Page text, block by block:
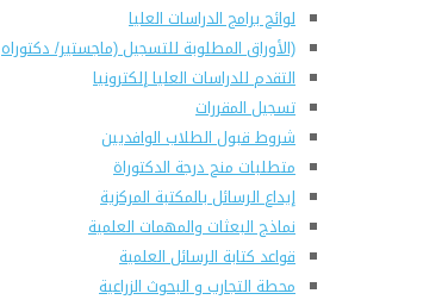
لوائح برامج الدراسات العليا
(الأوراق المطلوبة للتسجيل (ماجستير/ دكتوراه
التقدم للدراسات العليا إلكترونيا
تسجيل المقررات
شروط قبول الطلاب الوافديين
متطلبات منح درجة الدكتوراة
إيداع الرسائل بالمكتبة المركزية
نماذج البعثات والمهمات العلمية
قواعد كتابة الرسائل العلمية
محطة التجارب و البحوث الزراعية